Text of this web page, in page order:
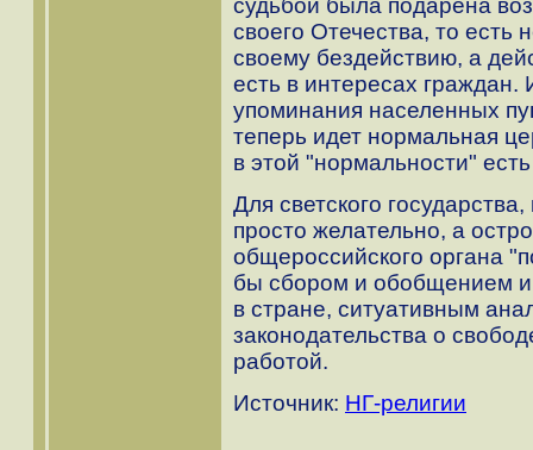
своего Отечества, то есть
своему бездействию, а
есть в интересах
упоминания населенных
теперь идет нормальная
в этой "нормальности"
Для светского
просто желательно, а
общероссийского органа
бы сбором и обобщением
в стране, ситуативным
законодательства о
работой.
Источник: НГ-религии